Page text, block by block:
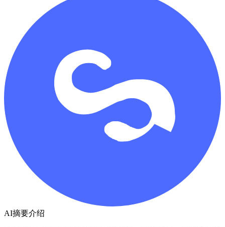
AI摘要介绍